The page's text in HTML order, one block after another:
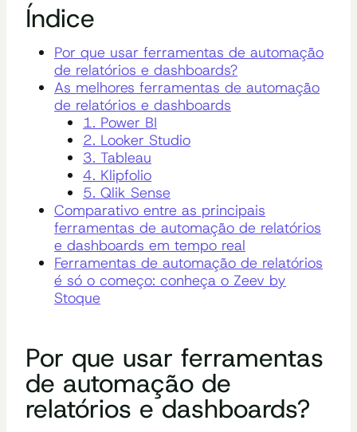
Índice
Por que usar ferramentas de automação
de relatórios e dashboards?
As melhores ferramentas de automação
de relatórios e dashboards
1. Power BI
2. Looker Studio
3. Tableau
4. Klipfolio
5. Qlik Sense
Comparativo entre as principais
ferramentas de automação de relatórios
e dashboards em tempo real
Ferramentas de automação de relatórios
é só o começo: conheça o Zeev by
Stoque
Por que usar ferramentas
de automação de
relatórios e dashboards?